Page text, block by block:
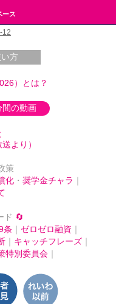
ース
12
方
）とは？
間の動画
より）
策
化 ・ 奨学金チャラ
ド 🔄
条 ゼロゼロ融資
キャッチフレーズ
特別委員会